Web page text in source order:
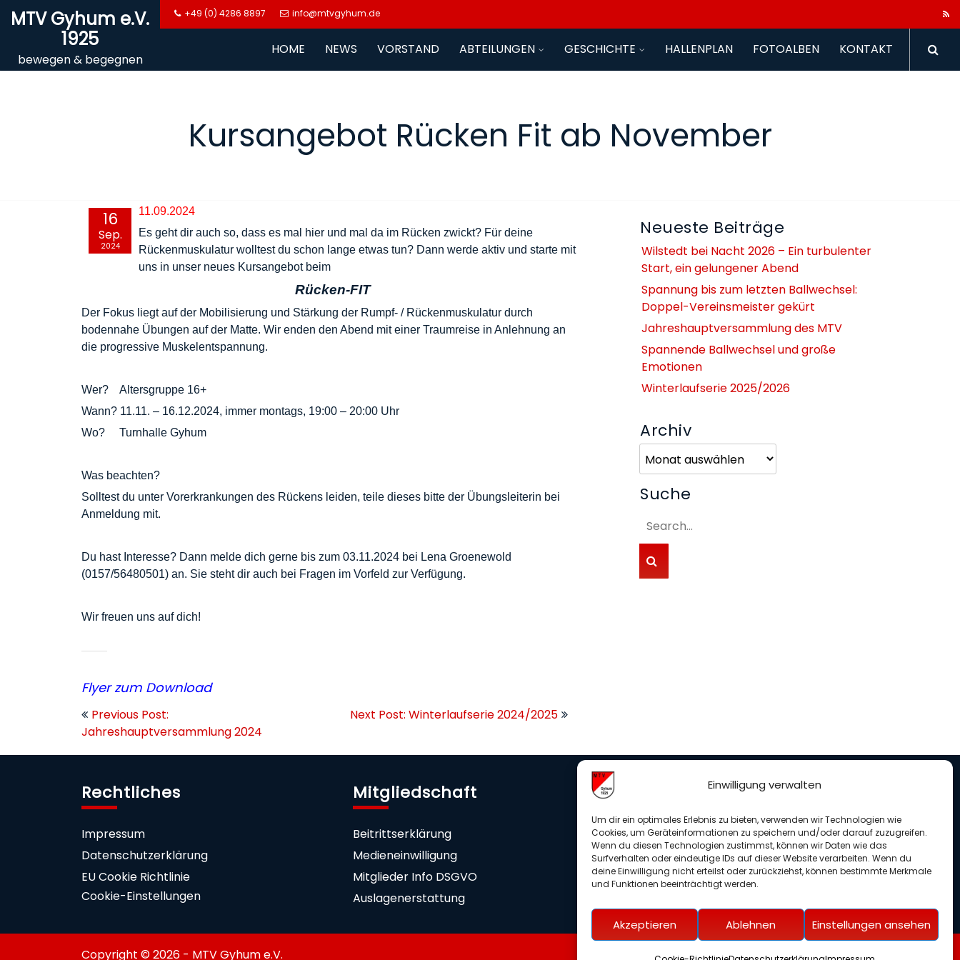
Einwilligung verwalten
Um dir ein optimales Erlebnis zu bieten, verwenden wir Technologien wie
Cookies, um Geräteinformationen zu speichern und/oder darauf zuzugreifen.
Wenn du diesen Technologien zustimmst, können wir Daten wie das
Surfverhalten oder eindeutige IDs auf dieser Website verarbeiten. Wenn du
deine Einwilligung nicht erteilst oder zurückziehst, können bestimmte Merkmale
und Funktionen beeinträchtigt werden.
Akzeptieren Ablehnen Einstellungen ansehen
SkipMTV Gyhum e.V.
1925
bewegen & begegnen
+49 (0) 4286 8897 info@mtvgyhum.de
HOME NEWS VORSTAND ABTEILUNGEN GESCHICHTE HALLENPLAN FOTOALBEN KONTAKT
Kursangebot Rücken Fit ab November
16
Sep.
2024
11.09.2024
Es geht dir auch so, dass es mal hier und mal da im Rücken zwickt? Für deine
Rückenmuskulatur wolltest du schon lange etwas tun? Dann werde aktiv und starte mit
uns in unser neues Kursangebot beim
Rücken-FIT
Der Fokus liegt auf der Mobilisierung und Stärkung der Rumpf- / Rückenmuskulatur durch
bodennahe Übungen auf der Matte. Wir enden den Abend mit einer Traumreise in Anlehnung an
die progressive Muskelentspannung.
Wer? Altersgruppe 16+
Wann? 11.11. – 16.12.2024, immer montags, 19:00 – 20:00 Uhr
Wo? Turnhalle Gyhum
Was beachten?
Solltest du unter Vorerkrankungen des Rückens leiden, teile dieses bitte der Übungsleiterin bei
Anmeldung mit.
Du hast Interesse? Dann melde dich gerne bis zum 03.11.2024 bei Lena Groenewold
(0157/56480501) an. Sie steht dir auch bei Fragen im Vorfeld zur Verfügung.
Wir freuen uns auf dich!
Flyer zum Download
Beitragsnavigation
Previous Post:
Jahreshauptversammlung 2024
Next Post: Winterlaufserie 2024/2025
Neueste Beiträge
Wilstedt bei Nacht 2026 – Ein turbulenter
Start, ein gelungener Abend
Spannung bis zum letzten Ballwechsel:
Doppel-Vereinsmeister gekürt
Jahreshauptversammlung des MTV
Spannende Ballwechsel und große
Emotionen
Winterlaufserie 2025/2026
Archiv
Suche
Rechtliches
Impressum
Datenschutzerklärung
EU Cookie Richtlinie
Cookie-Einstellungen
Mitgliedschaft
Beitrittserklärung
Medieneinwilligung
Mitglieder Info DSGVO
Auslagenerstattung
Unterstütze uns
Spenden für unseren Verein
Copyright © 2026 - MTV Gyhum e.V.